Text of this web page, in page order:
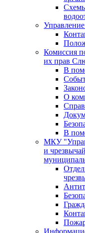
Комиссия
их прав
В
О
В
МКУ
и